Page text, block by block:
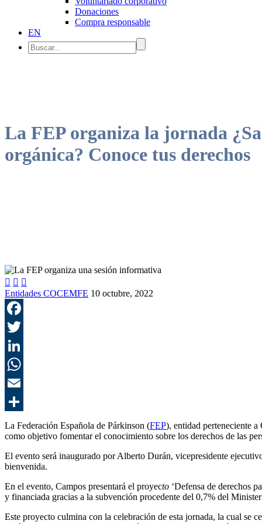
Donaciones
Compra responsable
EN
La FEP organiza la jornada
orgánica? Conoce tus derechos
  
Entidades COCEMFE 10 octubre, 2022
La Federación Española de Párkinson (FEP), entidad perteneciente
como objetivo fomentar el conocimiento sobre los derechos de las
El evento será inaugurado por Alberto Durán, vicepresidente
bienvenida.
En el evento, Campos presentará el proyecto ‘Defensa de derechos
y financiada gracias a la subvención procedente del 0,7% del
Este proyecto culmina con la celebración de esta jornada, la cual se